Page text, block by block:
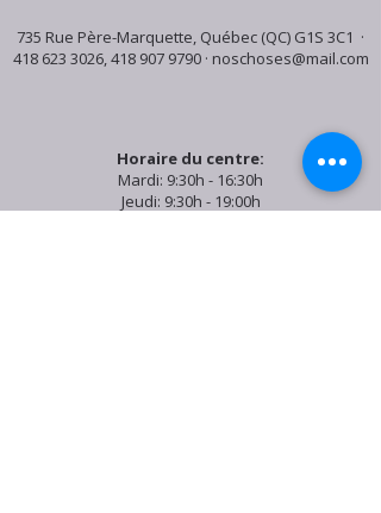
735 Rue Père-Marquette, Québec (QC) G1S 3C1 ·
418 623 3026,418 907 9790· noschoses@mail.com
Horaire du centre:
Mardi: 9:30h - 16:30h
Jeudi: 9:30h - 19:00h